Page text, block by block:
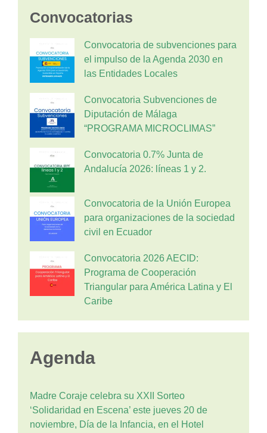
Convocatorias
Convocatoria de subvenciones para
el impulso de la Agenda 2030 en
las Entidades Locales
Convocatoria Subvenciones de
Diputación de Málaga
“PROGRAMA MICROCLIMAS”
Convocatoria 0.7% Junta de
Andalucía 2026: líneas 1 y 2.
Convocatoria de la Unión Europea
para organizaciones de la sociedad
civil en Ecuador
Convocatoria 2026 AECID:
Programa de Cooperación
Triangular para América Latina y El
Caribe
Agenda
Madre Coraje celebra su XXII Sorteo
‘Solidaridad en Escena’ este jueves 20 de
noviembre, Día de la Infancia, en el Hotel